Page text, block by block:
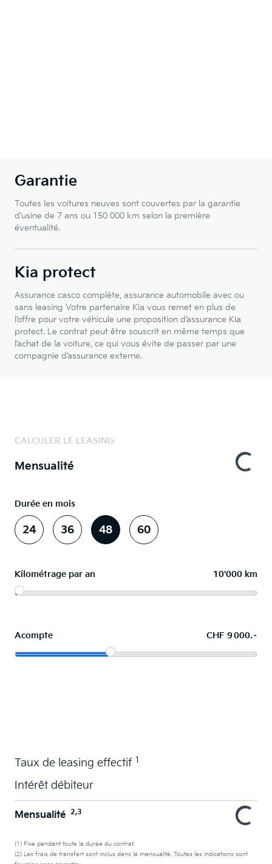
Garantie
Toutes les voitures neuves sont couvertes par la garantie
d’usine de 7 ans ou 150 000 km selon la première
éventualité.
Kia protect
Assurance casco complète, assurance automobile avec ou
sans leasing Votre partenaire Kia vous remet en plus de
l’offre pour votre véhicule une proposition d’assurance Kia
protect. Le contrat peut être souscrit en même temps que
l’achat de la voiture, ce qui vous évite de passer par une
compagnie d’assurance externe.
CALCULER LE LEASING
Mensualité
Durée en mois
24 36 48 60
Kilométrage par an 10'000 km
Acompte CHF 9 000.–
Taux de leasing effectif 1
Intérêt débiteur
Mensualité 2,3
(1) Fixe pendant toute la durée du contrat.
(2) Les frais de transfert sont inclus dans la mensualité. Toutes les indications sont